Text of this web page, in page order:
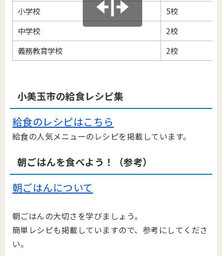
小学校
5校
中学校
2校
義務教育学校
2校
小美玉市の給食レシピ集
給食のレシピはこちら
給食の人気メニューのレシピを掲載しています。
朝ごはんを食べよう！（参考）
朝ごはんについて
朝ごはんの大切さを学びましょう。
簡単レシピも掲載していますので、参考にしてくださ
い。